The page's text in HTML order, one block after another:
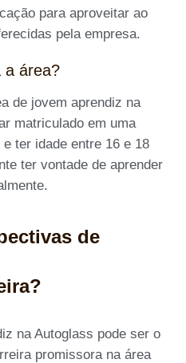
para aproveitar ao
pela empresa.
a área?
de jovem aprendiz na
matriculado em uma
ter idade entre 16 e 18
ter vontade de aprender
de
na Autoglass pode ser o
promissora na área